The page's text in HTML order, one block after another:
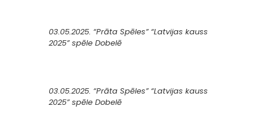
03.05.2025. “Prāta Spēles” “Latvijas kauss
2025” spēle Dobelē
03.05.2025. “Prāta Spēles” “Latvijas kauss
2025” spēle Dobelē